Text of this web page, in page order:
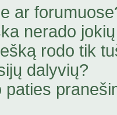
ar
nerado
rodo tik
dalyvių?
paties